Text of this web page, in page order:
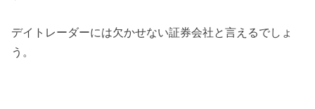
デイトレーダーには欠かせない証券会社と言えるでしょ
う。